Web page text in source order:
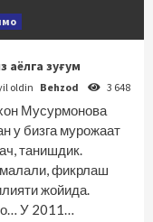
аёлга зуғум
oldin Behzod 3 648
Мусурмонова
у бизга мурожаат
танишдик.
фикрлаш
жойида.
У 2011…